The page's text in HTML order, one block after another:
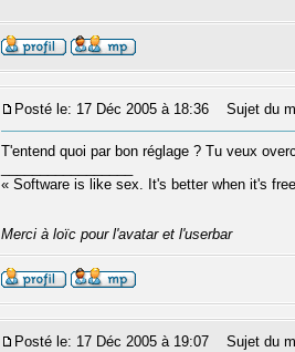
Posté le: 17 Déc 2005 à 18:36 Sujet du
T'entend quoi par bon réglage ? Tu veux
« Software is like sex. It's better when it's
Merci à loïc pour l'avatar et l'userbar
Posté le: 17 Déc 2005 à 19:07 Sujet du